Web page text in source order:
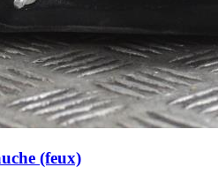
(feux)